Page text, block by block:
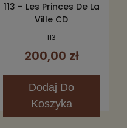
113 – Les Princes De La
Ville CD
113
200,00 zł
Dodaj Do
Koszyka